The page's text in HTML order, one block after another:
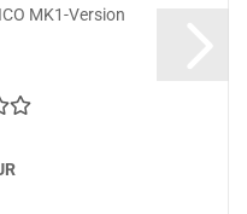
MK1-Version